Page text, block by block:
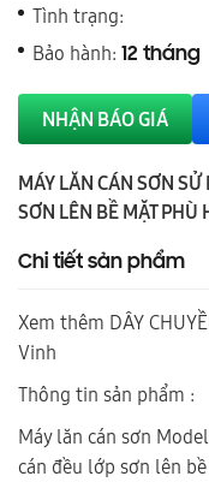
Tình trạng:
Bảo hành: 12 tháng
NHẬN BÁO GIÁ
MÁY LĂN CÁN SƠN
SƠN LÊN BỀ MẶT PHÙ
Chi tiết sản phẩm
Xem thêm DÂY
Vinh
Thông tin sản phẩm :
Máy lăn cán sơn
cán đều lớp sơn lên